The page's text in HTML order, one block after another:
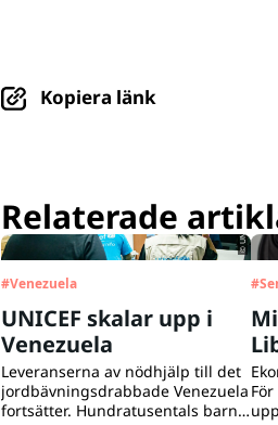
Kopiera länk
Relaterade © UNICEF/UN0879564/Párraga
#Venezuela
UNICEF skalar upp i
Venezuela
Leveranserna av nödhjälp till det
jordbävningsdrabbade Venezuela
fortsätter. Hundratusentals barn
#